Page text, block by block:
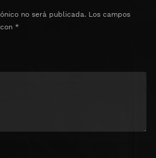
no será publicada. Los campos
*